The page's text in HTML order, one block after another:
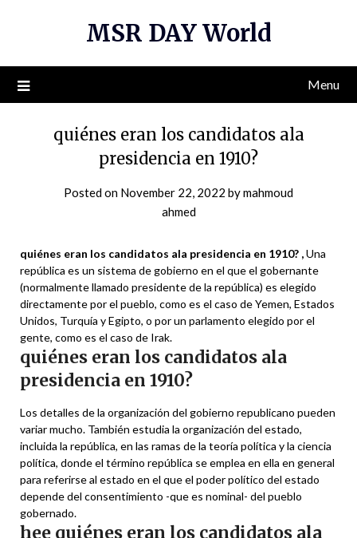
MSR DAY World
Menu
quiénes eran los candidatos ala
presidencia en 1910?
Posted on November 22, 2022 bymahmoud
ahmed
quiénes eran los candidatos ala presidencia en 1910? ,Una
república es un sistema de gobierno en el que el gobernante
(normalmente llamado presidente de la república) es elegido
directamente por el pueblo, como es el caso de Yemen, Estados
Unidos, Turquía y Egipto, o por un parlamento elegido por el
gente, como es el caso de Irak.
quiénes eran los candidatos ala
presidencia en 1910?
Los detalles de la organización del gobierno republicano pueden
variar mucho. También estudia la organización del estado,
incluida la república, en las ramas de la teoría política y la ciencia
política, donde el término república se emplea en ella en general
para referirse al estado en el que el poder político del estado
depende del consentimiento -que es nominal- del pueblo
gobernado.
hee quiénes eran los candidatos ala